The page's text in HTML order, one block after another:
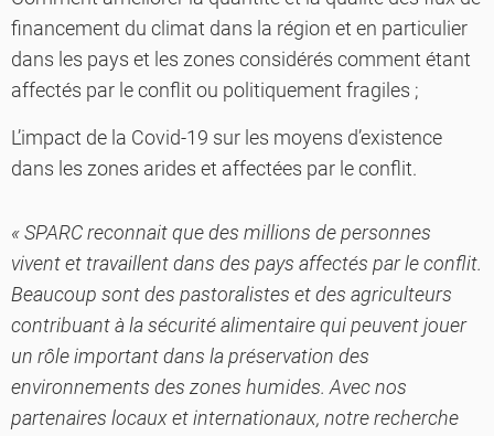
financement du climat dans la région et en particulier
dans les pays et les zones considérés comment étant
affectés par le conflit ou politiquement fragiles ;
L’impact de la Covid-19 sur les moyens d’existence
dans les zones arides et affectées par le conflit.
« SPARC reconnait que des millions de personnes
vivent et travaillent dans des pays affectés par le conflit.
Beaucoup sont des pastoralistes et des agriculteurs
contribuant à la sécurité alimentaire qui peuvent jouer
un rôle important dans la préservation des
environnements des zones humides. Avec nos
partenaires locaux et internationaux, notre recherche